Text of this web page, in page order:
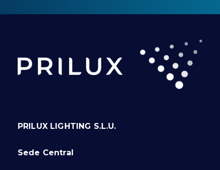
PRILUX LIGHTING S.L.U.
Sede Central